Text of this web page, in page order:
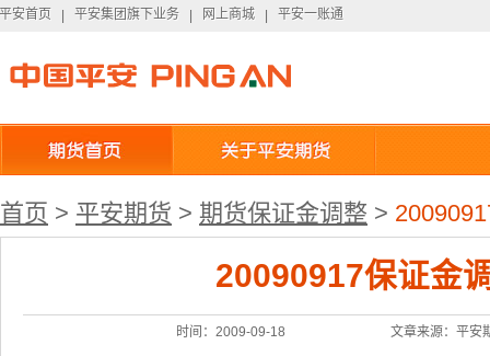
平安首页
平安首页 平安集团旗下业务
平安集团旗下业务 网上商城
网上商城 平安一账通
平安一账通
首页 > 平安期货 > 期货保证金调整 >
20090917保证金
时间：2009-09-18 文章来源：平安